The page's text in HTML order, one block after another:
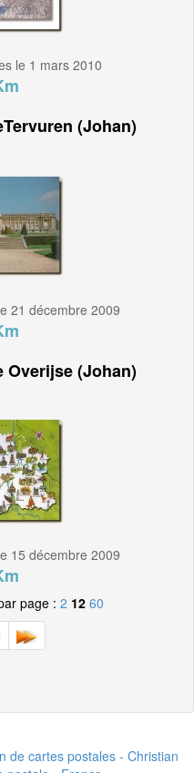
le 1 mars 2010
(Johan)
21 décembre 2009
Overijse (Johan)
15 décembre 2009
page : 2 12 60
de cartes postales - Christian